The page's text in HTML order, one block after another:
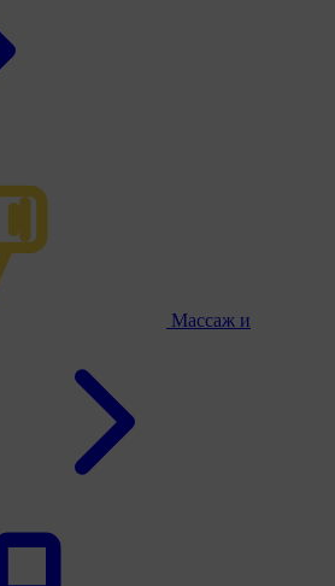
Массаж и